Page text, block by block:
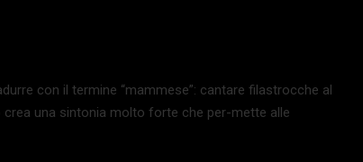
con il termine “mammese”: cantare filastrocche al
una sintonia molto forte che per-mette alle